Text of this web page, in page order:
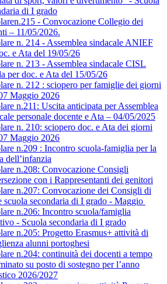
di I grado
- Convocazione Collegio dei
– 11/05/2026.
n. 214 - Assemblea sindacale ANIEF
e Ata del 19/05/26
n. 213 - Assemblea sindacale CISL
per doc. e Ata del 15/05/26
n. 212 : sciopero per famiglie dei giorni
Maggio 2026
n.211: Uscita anticipata per Assemblea
personale docente e Ata – 04/05/2025
n. 210: sciopero doc. e Ata dei giorni
Maggio 2026
n.209 : Incontro scuola-famiglia per la
dell’infanzia
n.208: Convocazione Consigli
con i Rappresentanti dei genitori
n.207: Convocazione dei Consigli di
scuola secondaria di I grado - Maggio
n.206: Incontro scuola/famiglia
- Scuola secondaria di I grado
n.205: Progetto Erasmus+ attività di
alunni portoghesi
n.204: continuità dei docenti a tempo
su posto di sostegno per l’anno
2026/2027